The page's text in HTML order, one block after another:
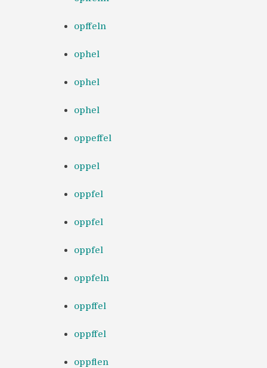
opffeln
ophel
ophel
ophel
oppeffel
oppel
oppfel
oppfel
oppfel
oppfeln
oppffel
oppffel
oppflen